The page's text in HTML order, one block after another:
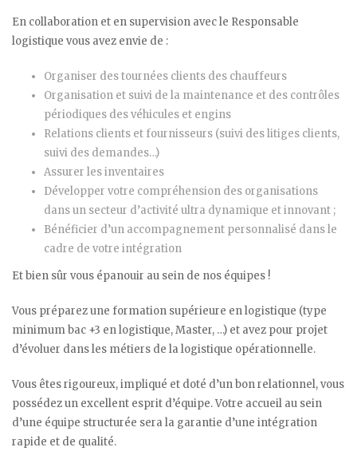
En collaboration et en supervision avec le Responsable
logistique vous avez envie de :
Organiser des tournées clients des chauffeurs
Organisation et suivi de la maintenance et des contrôles
périodiques des véhicules et engins
Relations clients et fournisseurs (suivi des litiges clients,
suivi des demandes…)
Assurer les inventaires
Développer votre compréhension des organisations
dans un secteur d’activité ultra dynamique et innovant ;
Bénéficier d’un accompagnement personnalisé dans le
cadre de votre intégration
Et bien sûr vous épanouir au sein de nos équipes !
Vous préparez une formation supérieure en logistique (type
minimum bac +3 en logistique, Master, …) et avez pour projet
d’évoluer dans les métiers de la logistique opérationnelle.
Vous êtes rigoureux, impliqué et doté d’un bon relationnel, vous
possédez un excellent esprit d’équipe. Votre accueil au sein
d’une équipe structurée sera la garantie d’une intégration
rapide et de qualité.